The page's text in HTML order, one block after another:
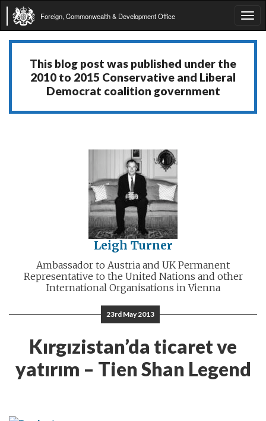
Foreign, Commonwealth & Development Office
This blog post was published under the
2010 to 2015 Conservative and Liberal
Democrat coalition government
Leigh Turner
Ambassador to Austria and UK Permanent
Representative to the United Nations and other
International Organisations in Vienna
23rd May 2013
Kırgızistan’da ticaret ve
yatırım – Tien Shan Legend